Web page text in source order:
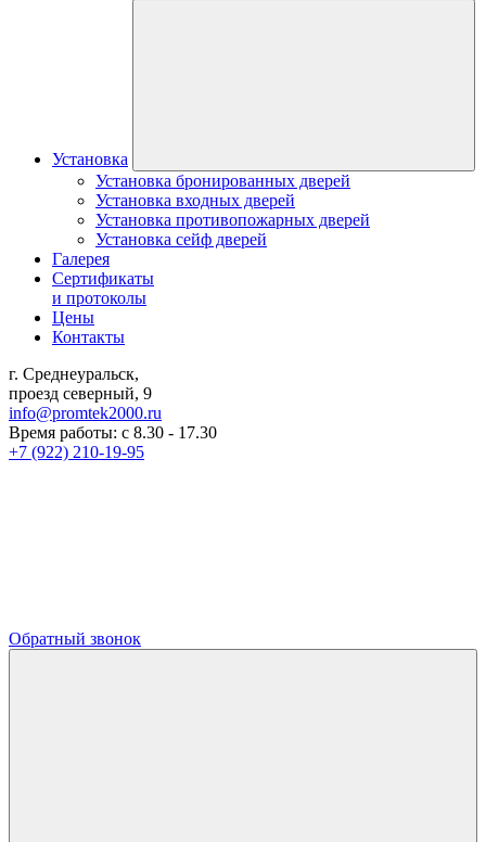
Установка
Установка бронированных дверей
Установка входных дверей
Установка противопожарных дверей
Установка сейф дверей
Галерея
Сертификаты
и протоколы
Цены
Контакты
г. Среднеуральск,
проезд северный, 9
info@promtek2000.ru
Время работы: с 8.30 - 17.30
+7 (922) 210-19-95
Обратный звонок